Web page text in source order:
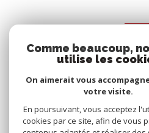
Nous
Comme beaucoup,
utilise les
On aimerait vous
votre visite.
En poursuivant, vous acceptez
cookies par ce site, afin de vous